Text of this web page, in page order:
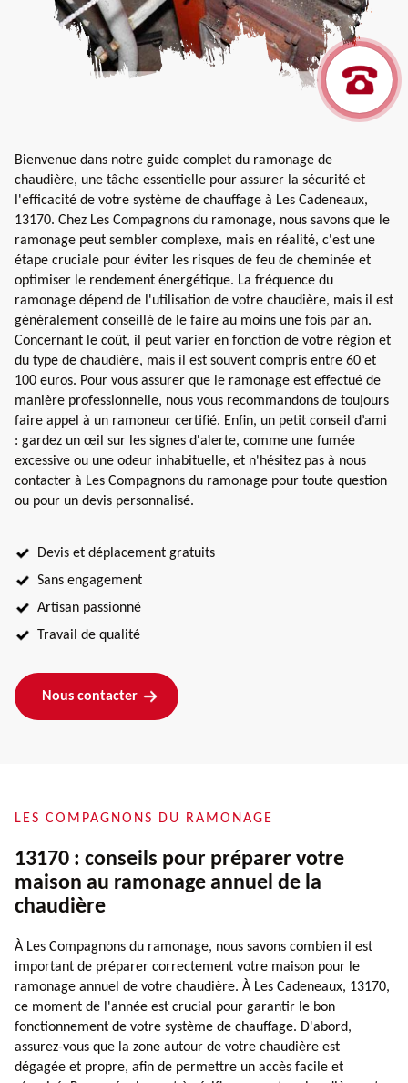
Bienvenue dans notre guide complet du ramonage de
chaudière, une tâche essentielle pour assurer la sécurité et
l'efficacité de votre système de chauffage à Les Cadeneaux,
13170. Chez Les Compagnons du ramonage, nous savons que le
ramonage peut sembler complexe, mais en réalité, c'est une
étape cruciale pour éviter les risques de feu de cheminée et
optimiser le rendement énergétique. La fréquence du
ramonage dépend de l'utilisation de votre chaudière, mais il est
généralement conseillé de le faire au moins une fois par an.
Concernant le coût, il peut varier en fonction de votre région et
du type de chaudière, mais il est souvent compris entre 60 et
100 euros. Pour vous assurer que le ramonage est effectué de
manière professionnelle, nous vous recommandons de toujours
faire appel à un ramoneur certifié. Enfin, un petit conseil d’ami
: gardez un œil sur les signes d'alerte, comme une fumée
excessive ou une odeur inhabituelle, et n'hésitez pas à nous
contacter à Les Compagnons du ramonage pour toute question
ou pour un devis personnalisé.
Devis et déplacement gratuits
Sans engagement
Artisan passionné
Travail de qualité
Nous contacter
LES COMPAGNONS DU RAMONAGE
13170 : conseils pour préparer votre
maison au ramonage annuel de la
chaudière
À Les Compagnons du ramonage, nous savons combien il est
important de préparer correctement votre maison pour le
ramonage annuel de votre chaudière. À Les Cadeneaux, 13170,
ce moment de l'année est crucial pour garantir le bon
fonctionnement de votre système de chauffage. D'abord,
assurez-vous que la zone autour de votre chaudière est
dégagée et propre, afin de permettre un accès facile et